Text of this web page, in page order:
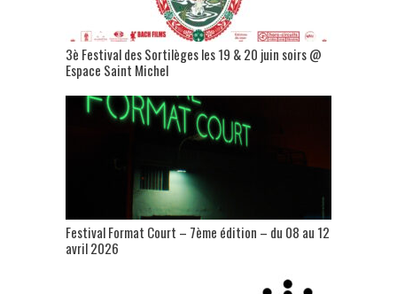
3è Festival des Sortilèges les 19 & 20 juin soirs @
Espace Saint Michel
Festival Format Court – 7ème édition – du 08 au 12
avril 2026